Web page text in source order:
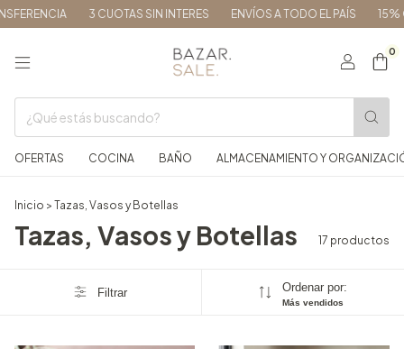
3 CUOTAS SIN INTERES ENVÍOS A TODO EL PAÍS 15% OFF
0
OFERTAS COCINA BAÑO ALMACENAMIENTO Y
Inicio > Tazas, Vasos y Botellas
Tazas, Vasos y Botellas 17 productos
Filtrar Ordenar por:
Más vendidos